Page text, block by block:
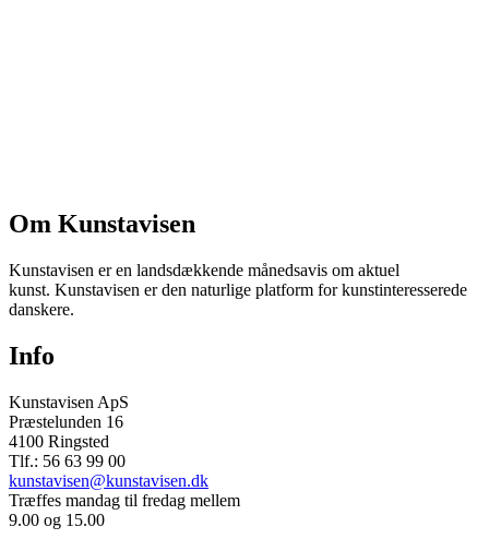
Om Kunstavisen
Kunstavisen er en landsdækkende månedsavis om aktuel
kunst. Kunstavisen er den naturlige platform for kunstinteresserede
danskere.
Info
Kunstavisen ApS
Præstelunden 16
4100 Ringsted
Tlf.: 56 63 99 00
kunstavisen@kunstavisen.dk
Træffes mandag til fredag mellem
9.00 og 15.00